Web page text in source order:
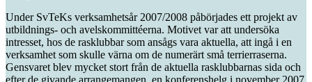
Under SvTeKs verksamhetsår 2007/2008 påbörjades ett projekt av
utbildnings- och avelskommittéerna. Motivet var att undersöka
intresset, hos de rasklubbar som ansågs vara aktuella, att ingå i en
verksamhet som skulle värna om de numerärt små terrierraserna.
Gensvaret blev mycket stort från de aktuella rasklubbarnas sida och